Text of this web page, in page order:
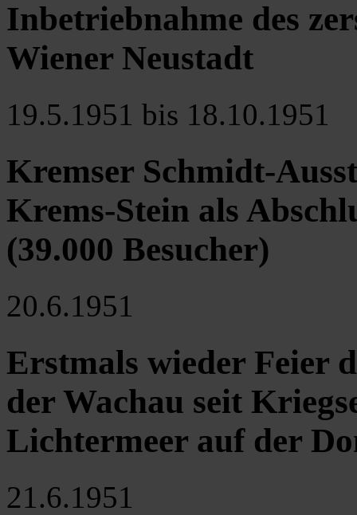
Inbetriebnahme des
Wiener Neustadt
19.5.1951 bis 18.10.1951
Kremser Schmidt-
Krems-Stein als
(39.000 Besucher)
20.6.1951
Erstmals wieder Feier
der Wachau seit
Lichtermeer auf der
21.6.1951